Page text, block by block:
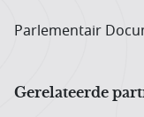
Parlementair
Gerelateerde